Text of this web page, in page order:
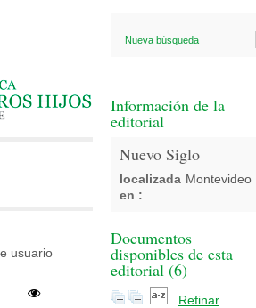
Nueva búsqueda
Información de la
editorial
Nuevo Siglo
localizada
en :
Montevideo
Documentos
disponibles de esta
editorial (6)
Refinar
usuario